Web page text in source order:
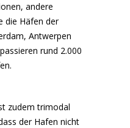
andere
die Häfen der
Antwerpen
rund 2.000
zudem trimodal
der Hafen nicht